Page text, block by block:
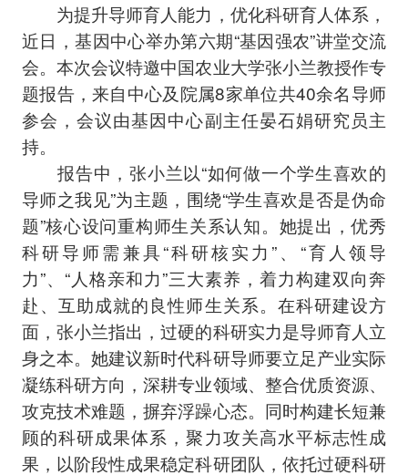
为提升导师育人能力，优化科研育人体系，
近日，基因中心举办第六期“基因强农”讲堂交流
会。本次会议特邀中国农业大学张小兰教授作专
题报告，来自中心及院属8家单位共40余名导师
参会，会议由基因中心副主任晏石娟研究员主
持。
报告中，张小兰以“如何做一个学生喜欢的
导师之我见”为主题，围绕“学生喜欢是否是伪命
题”核心设问重构师生关系认知。她提出，优秀
科研导师需兼具“科研核实力”、“育人领导
力”、“人格亲和力”三大素养，着力构建双向奔
赴、互助成就的良性师生关系。在科研建设方
面，张小兰指出，过硬的科研实力是导师育人立
身之本。她建议新时代科研导师要立足产业实际
凝练科研方向，深耕专业领域、整合优质资源、
攻克技术难题，摒弃浮躁心态。同时构建长短兼
顾的科研成果体系，聚力攻关高水平标志性成
果，以阶段性成果稳定科研团队，依托过硬科研